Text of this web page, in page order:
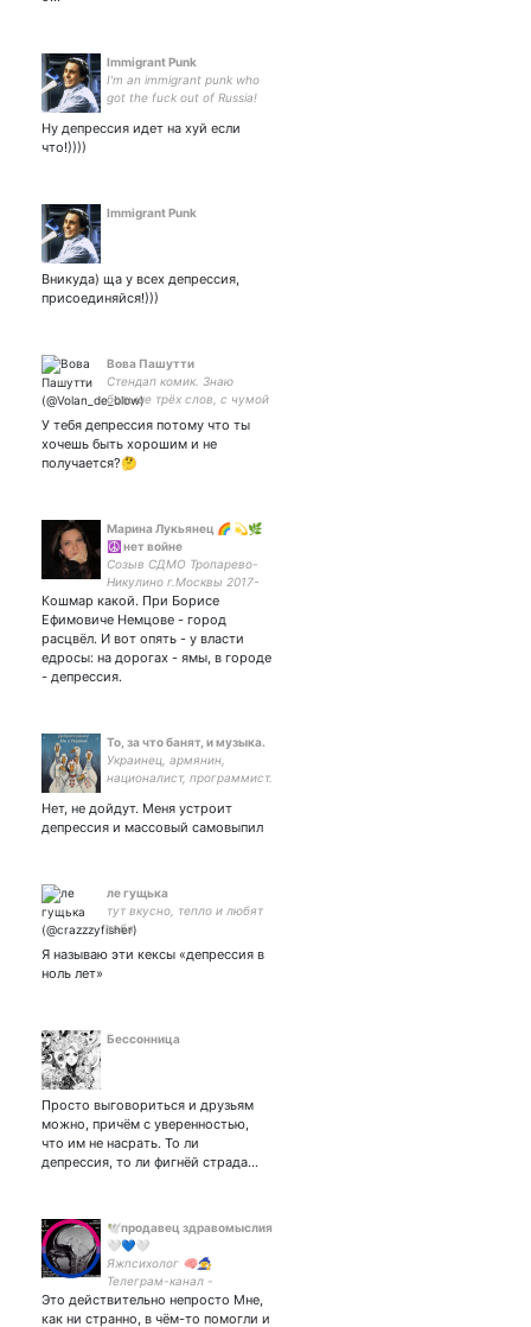
Immigrant Punk
I'm an immigrant punk who
got the fuck out of Russia!
2200700117877463
Ну депрессия идет на хуй если
что!))))
Immigrant Punk
Вникуда) ща у всех депрессия,
присоединяйся!)))
Вова Пашутти
Стендап комик. Знаю
больше трёх слов, с чумой
сказанное мной шутка.
У тебя депрессия потому что ты
хочешь быть хорошим и не
получается?🤔
Марина Лукьянец 🌈 💫🌿
☮️ нет войне
Созыв СДМО Тропарево-
Никулино г.Москвы 2017-
09.2022 муниципальный
депутат от партии 🍏.
Припекаю по делу и
внезапно. Myff🇷🇺🇧🇬🇺🇦🇱🇹🇬🇪
🇮🇱🇵🇱 ❗️🌿❤️‍🔥
Кошмар какой. При Борисе
Ефимовиче Немцове - город
расцвёл. И вот опять - у власти
едросы: на дорогах - ямы, в городе
- депрессия.
То, за что банят, и музыка.
Украинец, армянин,
националист, программист.
поэтому для рюзьге
оппозиции я тролль и бот.
Нет, не дойдут. Меня устроит
депрессия и массовый самовыпил
ле гущька
тут вкусно, тепло и любят
тебя
Я называю эти кексы «депрессия в
ноль лет»
Бессонница
Просто выговориться и друзьям
можно, причём с уверенностью,
что им не насрать. То ли
депрессия, то ли фигнёй страда…
🕊продавец здравомыслия
🤍💙🤍
Яжпсихолог 🧠🧙‍♀️
Телеграм-канал -
Это действительно непросто Мне,
как ни странно, в чём-то помогли и